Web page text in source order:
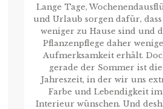
Lange Tage,
und Urlaub sorgen dafür,
weniger zu Hause sind und
Pflanzenpflege daher
Aufmerksamkeit erhält.
gerade der Sommer ist die
Jahreszeit, in der wir uns
Farbe und Lebendigkeit im
Interieur wünschen. Und